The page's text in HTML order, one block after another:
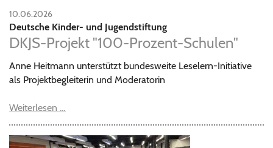
10.06.2026
Deutsche Kinder- und Jugendstiftung
DKJS-Projekt "100-Prozent-Schulen"
Anne Heitmann unterstützt bundesweite Leselern-Initiative
als Projektbegleiterin und Moderatorin
Weiterlesen …